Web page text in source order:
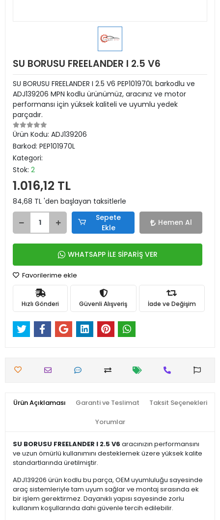
SU BORUSU FREELANDER I 2.5 V6
SU BORUSU FREELANDER I 2.5 V6 PEP101970L barkodlu ve
ADJ139206 MPN kodlu ürünümüz, aracınız ve motor
performansı için yüksek kaliteli ve uyumlu yedek
parçadır.
Ürün Kodu: ADJ139206
Barkod: PEP101970L
Kategori:
Stok: 2
1.016,12 TL
84,68 TL 'den başlayan taksitlerle
Sepete
Ekle
Hemen Al
WHATSAPP İLE SİPARİŞ VER
Favorilerime ekle
Hızlı Gönderi Güvenli Alışveriş İade ve Değişim
Ürün Açıklaması Garanti ve Teslimat Taksit Seçenekleri
Yorumlar
SU BORUSU FREELANDER I 2.5 V6 aracınızın performansını
ve uzun ömürlü kullanımını desteklemek üzere yüksek kalite
standartlarında üretilmiştir.
ADJ139206 ürün kodlu bu parça, OEM uyumluluğu sayesinde
araç sistemleriyle tam uyum sağlar ve montaj sırasında ek
bir işlem gerektirmez. Dayanıklı yapısı sayesinde zorlu
kullanım koşullarında dahi güvenle tercih edilebilir.